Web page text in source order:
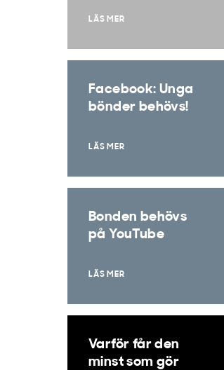
LÄS MER
Facebook: Unga
bönder behövs!
LÄS MER
Bonden behövs
på YouTube
LÄS MER
Varför får den
minst som gör